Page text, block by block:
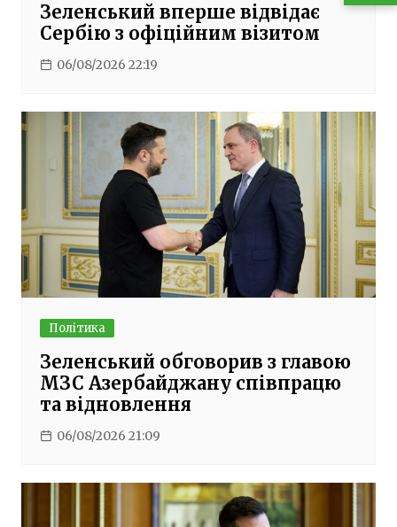
Зеленський вперше відвідає
Сербію з офіційним візитом
06/08/2026 22:19
Політика
Зеленський обговорив з главою
МЗС Азербайджану співпрацю
та відновлення
06/08/2026 21:09